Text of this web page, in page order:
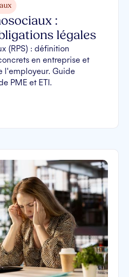
:
légales
(RPS) : définition
en entreprise et
l'employeur. Guide
PME et ETI.